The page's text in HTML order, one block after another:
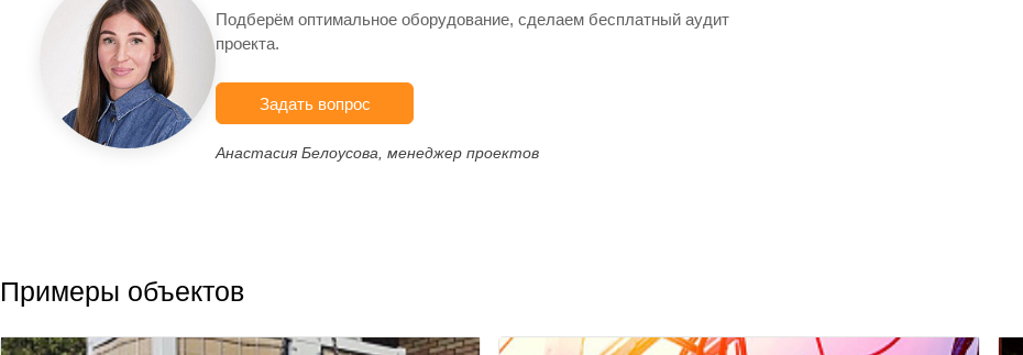
Подберём оптимальное оборудование, сделаем бесплатный аудит
проекта.
Задать вопрос
Анастасия Белоусова, менеджер проектов
Примеры объектов